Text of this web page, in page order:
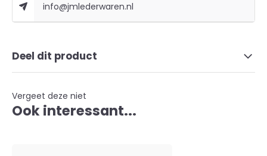
info@jmlederwaren.nl
Deel dit product
Vergeet deze niet
Ook interessant...